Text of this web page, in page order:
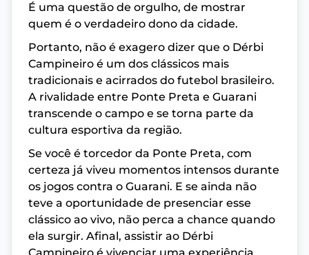
É uma questão de orgulho, de mostrar
quem é o verdadeiro dono da cidade.
Portanto, não é exagero dizer que o Dérbi
Campineiro é um dos clássicos mais
tradicionais e acirrados do futebol brasileiro.
A rivalidade entre Ponte Preta e Guarani
transcende o campo e se torna parte da
cultura esportiva da região.
Se você é torcedor da Ponte Preta, com
certeza já viveu momentos intensos durante
os jogos contra o Guarani. E se ainda não
teve a oportunidade de presenciar esse
clássico ao vivo, não perca a chance quando
ela surgir. Afinal, assistir ao Dérbi